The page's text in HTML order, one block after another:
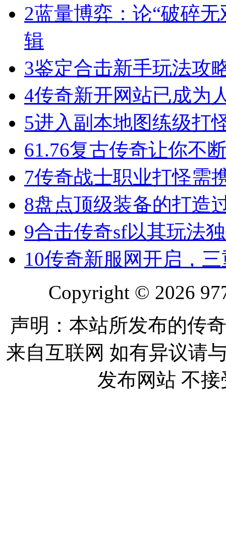
2蓝量博弈：论“破碎
辑
3鉴定合击新手玩法攻
4传奇新开网站已成为
5进入副本地图练级打
61.76复古传奇让你不
7传奇战士职业打怪需
8盘点顶级装备的打造
9合击传奇sf以其玩法
10传奇新服网开启，
Copyright © 2026
声明：本站所发布的传
来自互联网 如有异议请
发布网站 不